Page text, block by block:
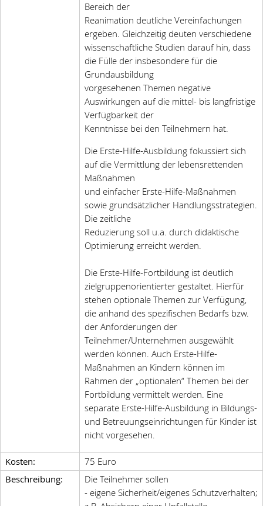
Bereich der
Reanimation deutliche Vereinfachungen
ergeben. Gleichzeitig deuten verschiedene
wissenschaftliche Studien darauf hin, dass
die Fülle der insbesondere für die
Grundausbildung
vorgesehenen Themen negative
Auswirkungen auf die mittel- bis langfristige
Verfügbarkeit der
Kenntnisse bei den Teilnehmern hat.
Die Erste-Hilfe-Ausbildung fokussiert sich
auf die Vermittlung der lebensrettenden
Maßnahmen
und einfacher Erste-Hilfe-Maßnahmen
sowie grundsätzlicher Handlungsstrategien.
Die zeitliche
Reduzierung soll u.a. durch didaktische
Optimierung erreicht werden.
Die Erste-Hilfe-Fortbildung ist deutlich
zielgruppenorientierter gestaltet. Hierfür
stehen optionale Themen zur Verfügung,
die anhand des spezifischen Bedarfs bzw.
der Anforderungen der
Teilnehmer/Unternehmen ausgewählt
werden können. Auch Erste-Hilfe-
Maßnahmen an Kindern können im
Rahmen der „optionalen“ Themen bei der
Fortbildung vermittelt werden. Eine
separate Erste-Hilfe-Ausbildung in Bildungs-
und Betreuungseinrichtungen für Kinder ist
nicht vorgesehen.
Kosten:
75 Euro
Beschreibung:
Die Teilnehmer sollen
- eigene Sicherheit/eigenes Schutzverhalten;